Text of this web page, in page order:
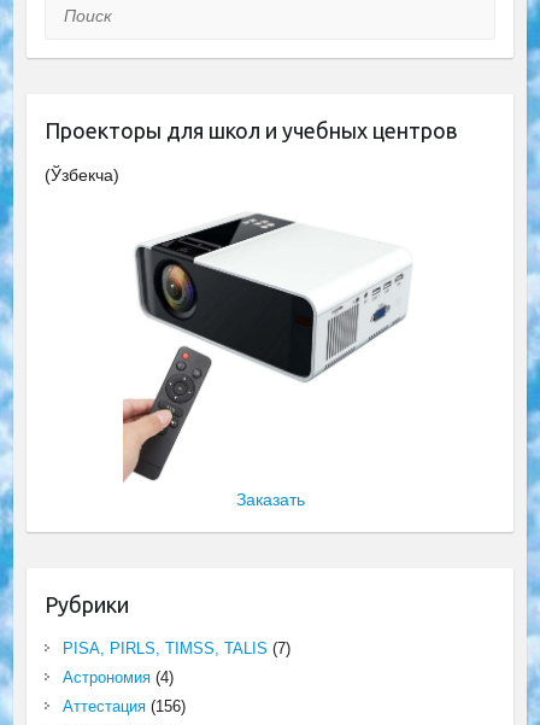
Поиск
Проекторы для школ и учебных центров
(Ўзбекча)
Заказать
Рубрики
PISA, PIRLS, TIMSS, TALIS (7)
Астрономия(4)
Аттестация(156)